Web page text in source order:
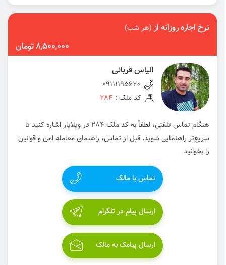
نرخ اجاره روزانه از(هر شب)
8,500,000 تومان
الیاس قربانی
09111195620
کد ملک : 284
هنگام تماس تلفنی، لطفاً به کد ملک 284 در ویلایار اشاره کنید تا
سریع‌تر راهنمایی شوید. قبل از تماس، راهنمای معامله امن و قوانین
را بخوانید
تماس با مالک
ارسال پیام در تلگرام
ارسال پیامک به مالک